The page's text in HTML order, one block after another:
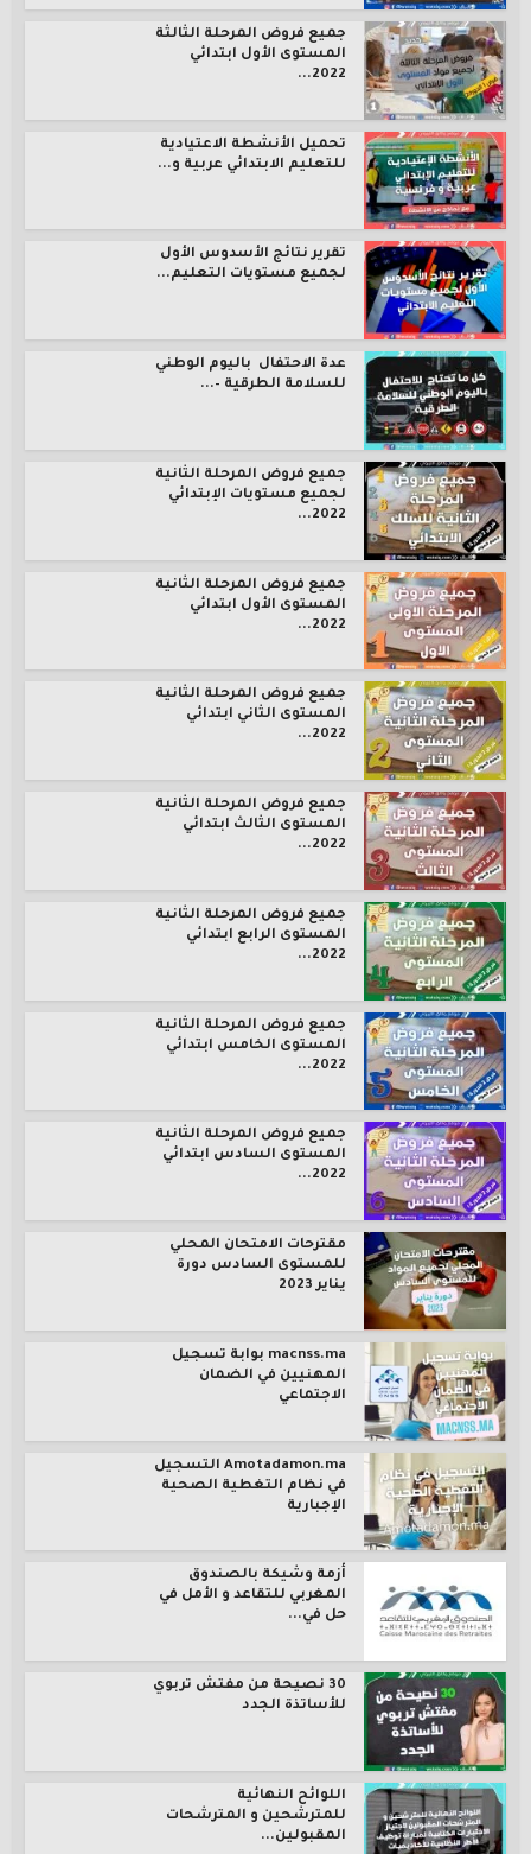
جميع فروض المرحلة الثالثة
المستوى الأول ابتدائي
2022...
تحميل الأنشطة الاعتيادية
للتعليم الابتدائي عربية و...
تقرير نتائج الأسدوس الأول
لجميع مستويات التعليم...
عدة الاحتفال باليوم الوطني
للسلامة الطرقية –...
جميع فروض المرحلة الثانية
لجميع مستويات الإبتدائي
2022...
جميع فروض المرحلة الثانية
المستوى الأول ابتدائي
2022...
جميع فروض المرحلة الثانية
المستوى الثاني ابتدائي
2022...
جميع فروض المرحلة الثانية
المستوى الثالث ابتدائي
2022...
جميع فروض المرحلة الثانية
المستوى الرابع ابتدائي
2022...
جميع فروض المرحلة الثانية
المستوى الخامس ابتدائي
2022...
جميع فروض المرحلة الثانية
المستوى السادس ابتدائي
2022...
مقترحات الامتحان المحلي
للمستوى السادس دورة
يناير 2023
macnss.ma بوابة تسجيل
المهنيين في الضمان
الاجتماعي
Amotadamon.ma التسجيل
في نظام التغطية الصحية
الإجبارية
أزمة وشيكة بالصندوق
المغربي للتقاعد و الأمل في
حل في...
30 نصيحة من مفتش تربوي
للأساتذة الجدد
اللوائح النهائية
للمترشحين و المترشحات
المقبولين...